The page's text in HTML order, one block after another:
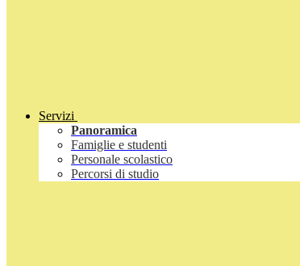
Servizi
Panoramica
Famiglie e studenti
Personale scolastico
Percorsi di studio